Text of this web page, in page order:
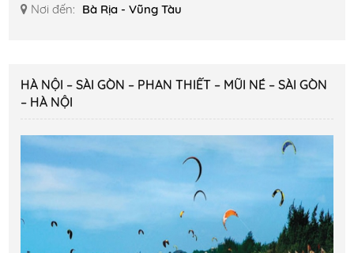
Nơi đến: Bà Rịa - Vũng Tàu
HÀ NỘI – SÀI GÒN – PHAN THIẾT – MŨI NÉ – SÀI GÒN
– HÀ NỘI